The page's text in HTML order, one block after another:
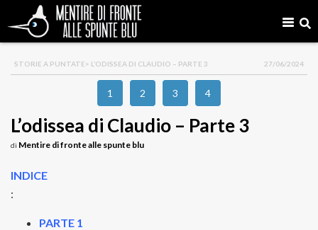
STORIE A PUNTATE> L’ODISSEA DI CLAUDIO – PARTE 3 27/06/2024
1 2 3 4
L’odissea di Claudio – Parte 3
di Mentire di fronte alle spunte blu
INDICE
:
PARTE 1